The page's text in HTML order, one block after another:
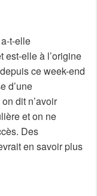
t-elle
est-elle à l’origine
ce week-end
d’une
dit n’avoir
et on ne
Des
en savoir plus